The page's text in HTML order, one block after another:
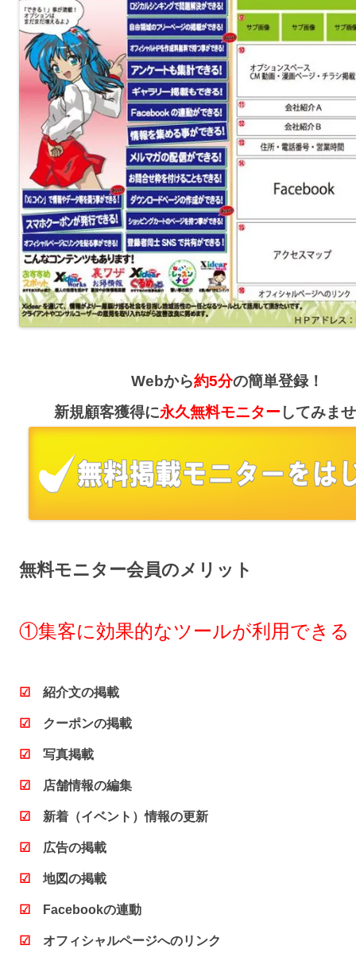
Webから約5分の簡単登録！
新規顧客獲得に永久無料モニター してみま
無料モニター会員のメリット
①集客に効果的なツールが利用できる
☑ 紹介文の掲載
☑ クーポンの掲載
☑ 写真掲載
☑ 店舗情報の編集
☑ 新着（イベント）情報の更新
☑ 広告の掲載
☑ 地図の掲載
☑ Facebookの連動
☑ オフィシャルページへのリンク